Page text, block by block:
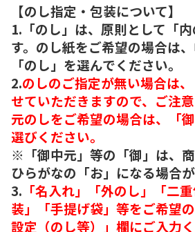
【のし指定・包装について】
1.「のし」は、原則として「
す。のし紙をご希望の場合は
「のし」を選んでください。
2.のしのご指定が無い場合は
せていただきますので、ご注
元のしをご希望の場合は、「
選びください。
※「御中元」等の「御」は、
ひらがなの「お」になる場合が
3. 「名入れ」「外のし」「二
装」「手提げ袋」等をご希望
設定（のし等）」欄にご入力